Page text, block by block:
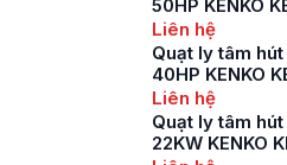
50HP KENKO
Liên hệ
Quạt ly tâm
40HP KENKO
Liên hệ
Quạt ly tâm
22KW KENKO